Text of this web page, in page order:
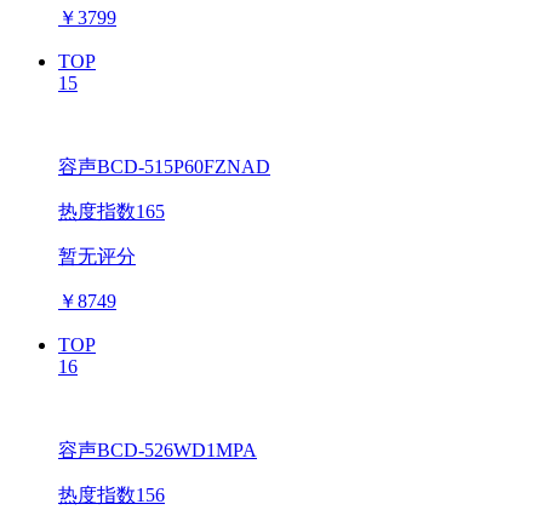
￥3799
TOP
15
容声BCD-515P60FZNAD
热度指数165
暂无评分
￥8749
TOP
16
容声BCD-526WD1MPA
热度指数156